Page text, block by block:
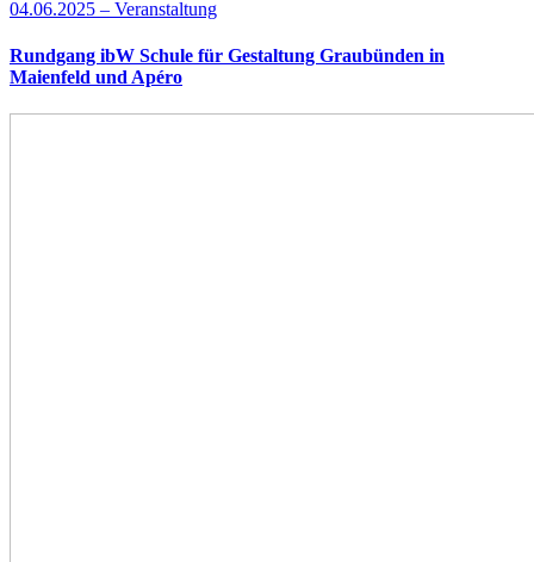
04.06.2025 – Veranstaltung
Rundgang ibW Schule für Gestaltung Graubünden in
Maienfeld und Apéro